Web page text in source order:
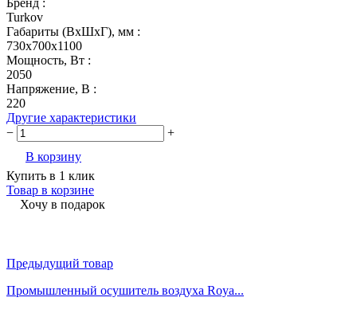
Бренд :
Turkov
Габариты (ВхШхГ), мм :
730х700х1100
Мощность, Вт :
2050
Напряжение, В :
220
Другие характеристики
−
+
В корзину
Купить в 1 клик
Товар в корзине
Хочу в подарок
Предыдущий товар
Промышленный осушитель воздуха Roya...